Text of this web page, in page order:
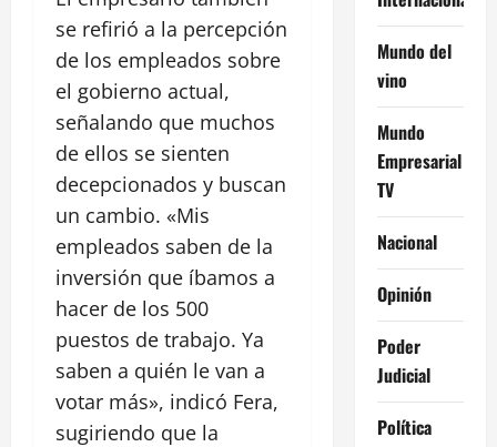
se refirió a la percepción
de los empleados sobre
el gobierno actual,
señalando que muchos
de ellos se sienten
decepcionados y buscan
un cambio. «Mis
empleados saben de la
inversión que íbamos a
hacer de los 500
puestos de trabajo. Ya
saben a quién le van a
votar más», indicó Fera,
sugiriendo que la
Mundo del
vino
Mundo
Empresarial
TV
Nacional
Opinión
Poder
Judicial
Política